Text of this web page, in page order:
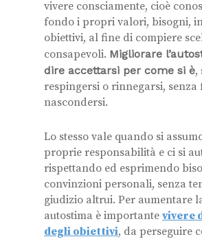
vivere consciamente, cioè
fondo i propri valori, bisogni,
obiettivi, al fine di compiere
consapevoli. Migliorare
dire accettarsi per come si è,
respingersi o rinnegarsi, senza
nascondersi.
Lo stesso vale quando si
proprie responsabilità e ci si
rispettando ed esprimendo
convinzioni personali, senza
giudizio altrui. Per aumentare
autostima è importante vivere
degli obiettivi, da perseguire